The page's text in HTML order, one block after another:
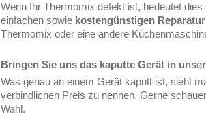
Wenn Ihr Thermomix defekt ist, bedeutet
einfachen sowie kostengünstigen
Thermomix oder eine andere
Bringen Sie uns das kaputte Gerät in
Was genau an einem Gerät kaputt ist, sieht
verbindlichen Preis zu nennen. Gerne
Wahl.